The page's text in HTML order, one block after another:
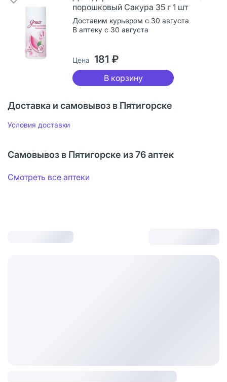
порошковый Сакура 35 г 1 шт
Доставим курьером с 30 августа
В аптеку с 30 августа
Цена 181 ₽
В корзину
Доставка и самовывоз в Пятигорске
Условия доставки
Самовывоз в Пятигорске из 76 аптек
Смотреть все аптеки